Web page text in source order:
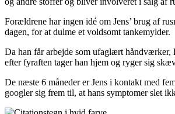
Forældrene har ingen idé om Jens’ brug af
dagen, for at dulme et voldsomt tankemylder.
Da han får arbejde som ufaglært håndværker,
efter fyraften tager han hjem og ryger sig
De næste 6 måneder er Jens i kontakt med
googler sig frem til, at hans symptomer slet